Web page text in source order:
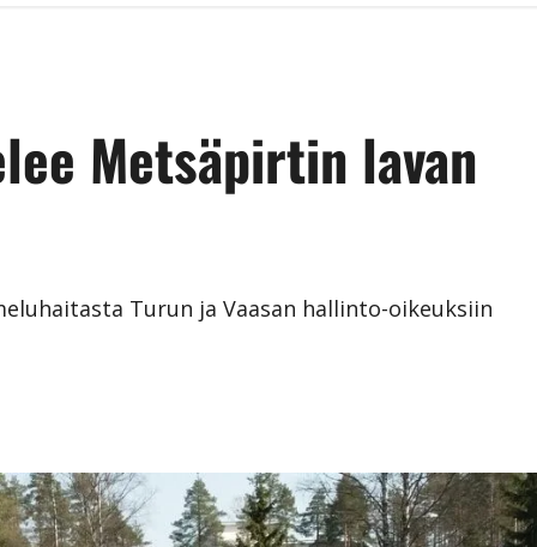
Metsäpirtin lavan
Turun ja Vaasan hallinto-oikeuksiin